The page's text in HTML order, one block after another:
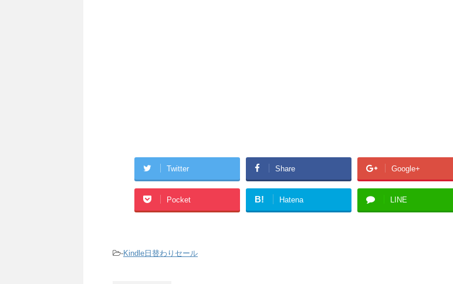
Twitter Share Google+
Pocket B! Hatena LINE
-Kindle日替わりセール